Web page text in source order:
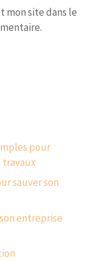
mon site dans le
pour
travaux
sauver son
entreprise